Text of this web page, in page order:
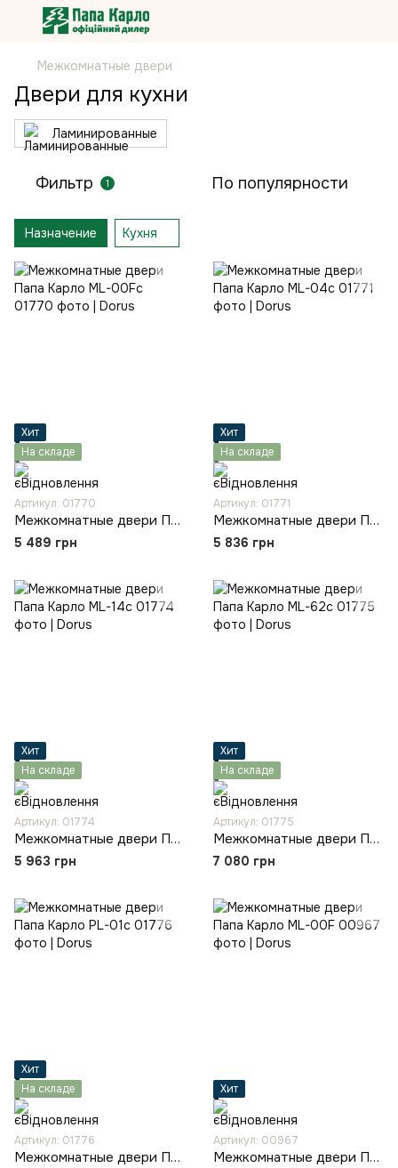
Межкомнатные двери
Двери для кухни
Ламинированные
Фильтр 1 По популярности
Назначение Кухня
Хит
На складе
Артикул: 01770
Межкомнатные двери Папа Карло ML-00Fc
5 489 грн
Хит
На складе
Артикул: 01771
Межкомнатные двери Папа Карло ML-04c
5 836 грн
Хит
На складе
Артикул: 01774
Межкомнатные двери Папа Карло ML-14c
5 963 грн
Хит
На складе
Артикул: 01775
Межкомнатные двери Папа Карло ML-62c
7 080 грн
Хит
На складе
Артикул: 01776
Межкомнатные двери Папа Карло PL-01c
Хит
Артикул: 00967
Межкомнатные двери Папа Карло ML-00F